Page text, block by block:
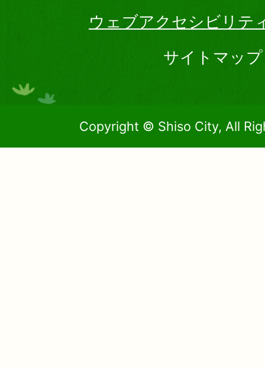
ウェブアクセシビリテ
サイトマップ
Copyright © Shiso City, All